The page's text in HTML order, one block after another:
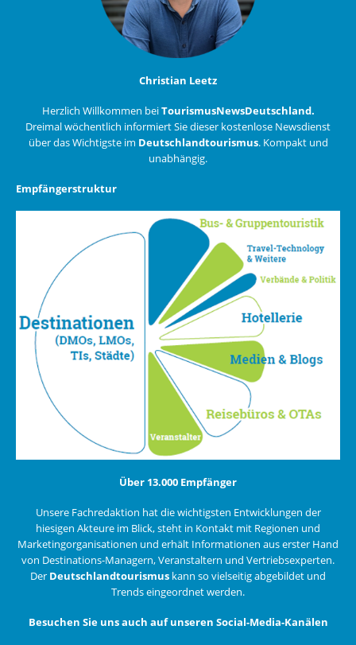
Christian Leetz
Herzlich Willkommen beiTourismusNewsDeutschland.
Dreimal wöchentlich informiert Sie dieser kostenlose Newsdienst
über das Wichtigste im Deutschlandtourismus. Kompakt und
unabhängig.
Empfängerstruktur
Über 13.000 Empfänger
Unsere Fachredaktion hat die wichtigsten Entwicklungen der
hiesigen Akteure im Blick, steht in Kontakt mit Regionen und
Marketingorganisationen und erhält Informationen aus erster Hand
von Destinations-Managern, Veranstaltern und Vertriebsexperten.
Der Deutschlandtourismus kann so vielseitig abgebildet und
Trends eingeordnet werden.
Besuchen Sie uns auch auf unseren Social-Media-Kanälen